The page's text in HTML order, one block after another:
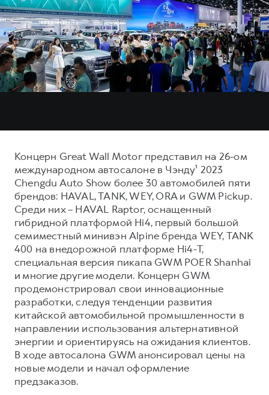
DARGO
от 3 199 000 ₽
DARGO X
от 3 499 000 ₽
от 2 899 000 ₽ от 3 599 000 ₽
POER
от 3 449 000 ₽
Тест-драйв
Трейд-ин
КРЕДИТ И СТРАХОВАНИЕ
КОРПОРАТИВНЫМ КЛИЕНТАМ
Для малого бизнеса
Корпоративным клиентам
Крупным корпоративным клиентам
Система управления автопарком
Сервис для корпоративных клиентов
HAVAL Лизинг
АКСЕССУАРЫ HAVAL
Автомобильные аксессуары
Коллекция CITY
Коллекция Базовая
СЕРВИСНОЕ ОБСЛУЖИВАНИЕ
Нулевое ТО
Программа «Помощь на дороге»
Регламенты технического обслуживания
ПОДДЕРЖКА
GWM Безопасность
Гарантия HAVAL
Мобильное приложение GWM
Программа «HAVAL Защита+»
Руководства по эксплуатации
Подписки
АКСЕССУАРЫ HAVAL
Автомобильные аксессуары
Коллекция CITY
Коллекция Базовая
Коллекция Детская
О дилере
Наша команда
Контакты
Концерн Great Wall Motor представил на 26-ом
международном автосалоне в Чэнду¹ 2023
Chengdu Auto Show более 30 автомобилей пяти
брендов: HAVAL, TANK, WEY, ORA и GWM Pickup.
Среди них – HAVAL Raptor, оснащенный
гибридной платформой Hi4, первый большой
семиместный минивэн Alpine бренда WEY, TANK
400 на внедорожной платформе Hi4-T,
специальная версия пикапа GWM POER Shanhai
и многие другие модели. Концерн GWM
продемонстрировал свои инновационные
разработки, следуя тенденции развития
китайской автомобильной промышленности в
направлении использования альтернативной
энергии и ориентируясь на ожидания клиентов.
В ходе автосалона GWM анонсировал цены на
новые модели и начал оформление
предзаказов.